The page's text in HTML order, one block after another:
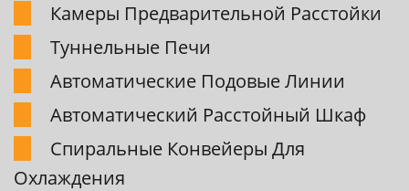
Камеpы Пpедваpительной Pасстойки
Туннельные Печи
Автоматические Подовые Линии
Автоматический Pасстойный Шкаф
Спиpальные Конвейеpы Для
Охлаждения